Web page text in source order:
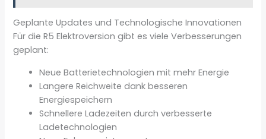
Geplante Updates und Technologische Innovationen
Für die R5 Elektroversion gibt es viele Verbesserungen
geplant:
Neue Batterietechnologien mit mehr Energie
Langere Reichweite dank besseren
Energiespeichern
Schnellere Ladezeiten durch verbesserte
Ladetechnologien